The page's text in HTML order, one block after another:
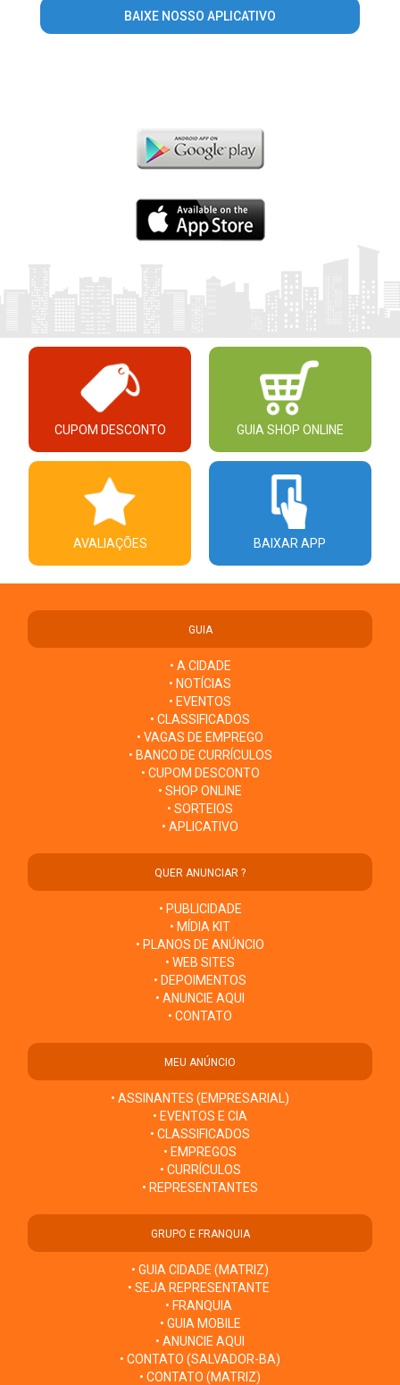
BAIXE NOSSO APLICATIVO
CUPOM DESCONTO GUIA SHOP ONLINE
AVALIAÇÕES BAIXAR APP
GUIA
• A CIDADE
• NOTÍCIAS
• EVENTOS
• CLASSIFICADOS
• VAGAS DE EMPREGO
• BANCO DE CURRÍCULOS
• CUPOM DESCONTO
• SHOP ONLINE
• SORTEIOS
• APLICATIVO
QUER ANUNCIAR ?
• PUBLICIDADE
• MÍDIA KIT
• PLANOS DE ANÚNCIO
• WEB SITES
• DEPOIMENTOS
• ANUNCIE AQUI
• CONTATO
MEU ANÚNCIO
• ASSINANTES (EMPRESARIAL)
• EVENTOS E CIA
• CLASSIFICADOS
• EMPREGOS
• CURRÍCULOS
• REPRESENTANTES
GRUPO E FRANQUIA
• GUIA CIDADE (MATRIZ)
• SEJA REPRESENTANTE
• FRANQUIA
• GUIA MOBILE
• ANUNCIE AQUI
• CONTATO (SALVADOR-BA)
• CONTATO (MATRIZ)